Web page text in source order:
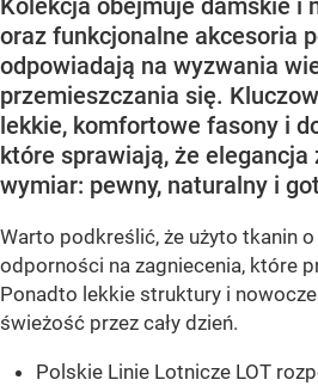
Kolekcja obejmuje damskie i
oraz funkcjonalne akcesoria
odpowiadają na wyzwania
przemieszczania się.
lekkie, komfortowe fasony i
które sprawiają, że elegancja
wymiar: pewny, naturalny i
Warto podkreślić, że użyto tkanin
odporności na zagniecenia, które
Ponadto lekkie struktury i
świeżość przez cały dzień.
Polskie Linie Lotnicze LOT